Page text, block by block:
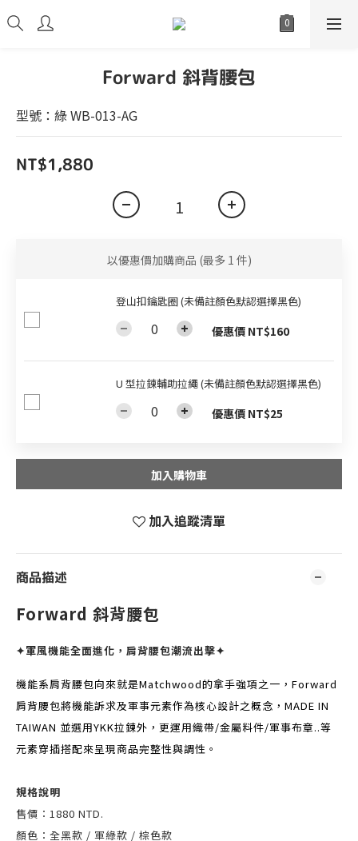
Forward 斜背腰包
型號：綠 WB-013-AG
NT$1,880
以優惠價加購商品 (最多 1 件)
登山扣鑰匙圈 (未備註顏色默認選擇黑色)
優惠價 NT$160
U 型拉鍊輔助拉繩 (未備註顏色默認選擇黑色)
優惠價 NT$25
加入購物車
加入追蹤清單
商品描述
Forward 斜背腰包
✦軍風機能全面進化，肩背腰包潮流出擊✦
機能系肩背腰包向來就是Matchwood的拿手強項之一，Forward
肩背腰包將機能訴求及軍事元素作為核心設計之概念，MADE IN
TAIWAN 並選用YKK拉鍊外，更運用織帶/金屬料件/軍事布章..等
元素穿插搭配來呈現商品完整性與調性。
規格說明
售價：1880 NTD.
顏色：全黑款 / 軍綠款 / 棕色款